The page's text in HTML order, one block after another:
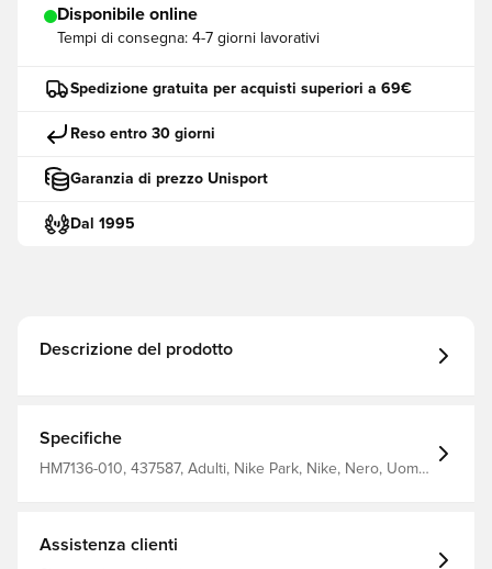
Disponibile online
Tempi di consegna: 4-7 giorni lavorativi
Spedizione gratuita per acquisti superiori a 69€
Reso entro 30 giorni
Garanzia di prezzo Unisport
Dal 1995
Descrizione del prodotto
Specifiche
HM7136-010, 437587, Adulti, Nike Park, Nike, Nero, Uomo,
Assistenza clienti